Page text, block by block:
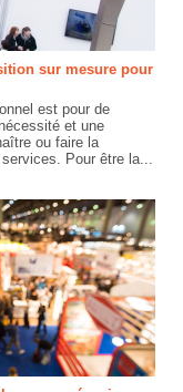
sur mesure pour
est pour de
et une
ou faire la
Pour être la...